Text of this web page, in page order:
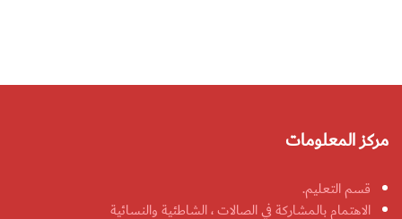
مركز المعلومات
قسم التعليم.
الاهتمام بالمشاركة في الصالات ، الشاطئية والنسائية